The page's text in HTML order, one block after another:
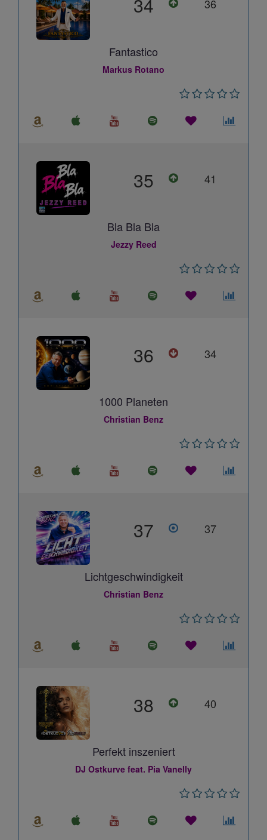
36
Fantastico
Markus Rotano
35 41
Bla Bla Bla
Jezzy Reed
36 34
1000 Planeten
Christian Benz
37 37
Lichtgeschwindigkeit
Christian Benz
38 40
Perfekt inszeniert
DJ Ostkurve feat. Pia Vanelly